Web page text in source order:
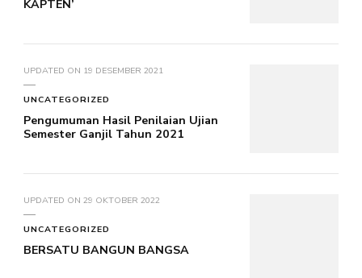
KAPTEN’
UPDATED ON 19 DESEMBER 2021
UNCATEGORIZED
Pengumuman Hasil Penilaian Ujian
Semester Ganjil Tahun 2021
UPDATED ON 29 OKTOBER 2022
UNCATEGORIZED
BERSATU BANGUN BANGSA